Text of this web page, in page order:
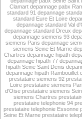
Clamart depannage pabx
standard 91 depannage
standard Eure Et Loire
depannage standard Val
depannage standard Dreux
depannage siemens 93
siemens Paris depannage
siemens Seine Et Marne
Chartres depannage hipath
depannage hipath 77
hipath Seine Saint Denis
depannage hipath Rambouillet
prestataire siemens 92
Loire prestataire siemens
d'Oise prestataire siemens
siemens Chartres
prestataire telephonie 94
prestataire telephonie Essonne
Seine Et Marne prestataire